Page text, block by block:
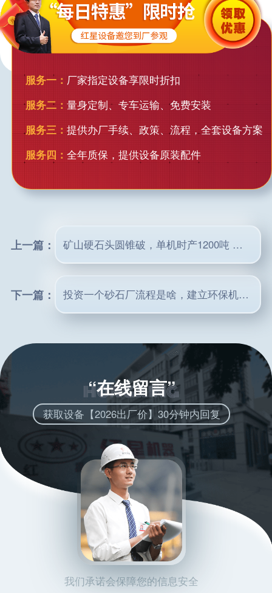
服务一： 厂家指定设备享限时折扣
服务二： 量身定制、专车运输、免费安装
服务三： 提供办厂手续、政策、流程，全套设备方案
服务四： 全年质保，提供设备原装配件
上一篇： 矿山硬石头圆锥破，单机时产1200吨 你值得拥有
下一篇： 投资一个砂石厂流程是啥，建立环保机制砂生产线更靠谱
“在线留言”
获取设备【2026出厂价】30分钟内回复
我们承诺会保障您的信息安全